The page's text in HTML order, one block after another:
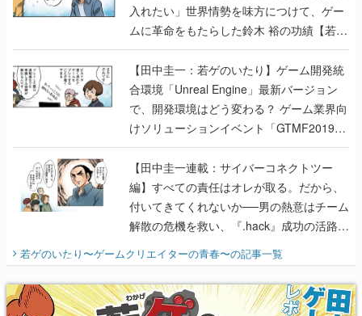
入れたい」世界情勢を味方につけて、ゲー
ムに革命をもたらした鈴木 裕の功績【若ゲ
のいたり】
【田中圭一：若ゲのいたり】ゲーム開発統
合環境「Unreal Engine」最新バージョン
で、開発環境はどう変わる？ ゲーム業界向
けソリューションイベント「GTMF2019」
に行って、より理解を深めよう【PR】
【田中圭一連載：サイバーコネクトツー
編】すべての責任はオレが取る。だから、
付いてきてくれないか──男の熱意はチーム
解散の危機を救い、『.hack』成功の活路を
『少年ジャンプ』色だった【若ゲのいた
り】
若ゲのいたり〜ゲームクリエイターの青春〜の記事一覧